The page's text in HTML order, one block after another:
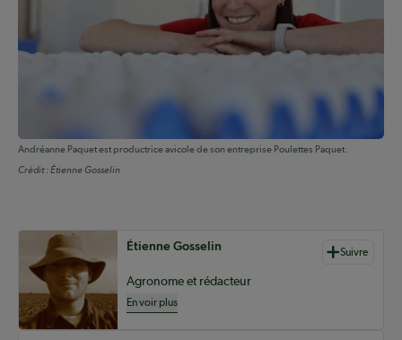
Andréanne Paquet est productrice avicole de son entreprise Poulettes Paquet.
Crédit :Étienne Gosselin
Auteurs de contenu
Étienne Gosselin Suivre
Agronome et rédacteur
En voir plus